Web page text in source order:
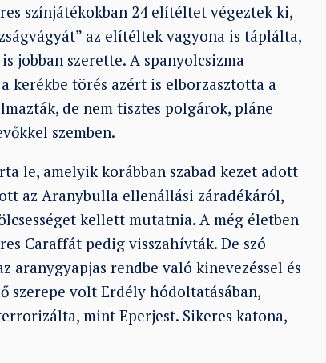
színjátékokban 24 elítéltet végeztek ki,
az elítéltek vagyona is táplálta,
jobban szerette. A spanyolcsizma
kerékbe törés azért is elborzasztotta a
de nem tisztes polgárok, pláne
szemben.
le, amelyik korábban szabad kezet adott
az Aranybulla ellenállási záradékáról,
kellett mutatnia. A még életben
Caraffát pedig visszahívták. De szó
aranygyapjas rendbe való kinevezéssel és
szerepe volt Erdély hódoltatásában,
mint Eperjest. Sikeres katona,